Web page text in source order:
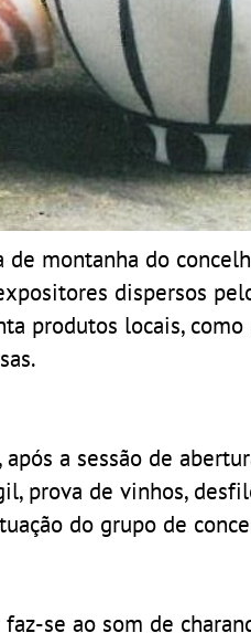
de montanha do
dispersos
produtos locais,
a sessão de
prova de vinhos,
do grupo de
se ao som de